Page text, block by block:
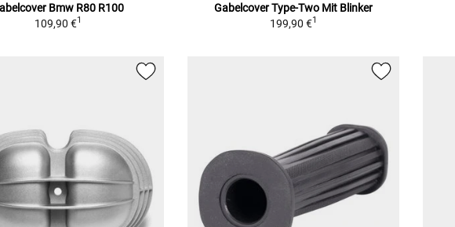
Bmw R80 R100
109,90 €1
Gabelcover Type-Two Mit Blinker
199,90 €1